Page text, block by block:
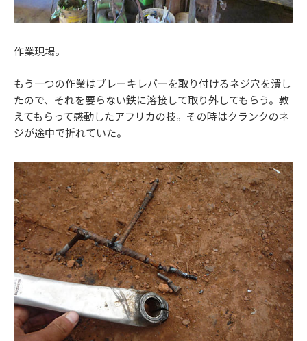
作業現場。
もう一つの作業はブレーキレバーを取り付けるネジ穴を潰し
たので、それを要らない鉄に溶接して取り外してもらう。教
えてもらって感動したアフリカの技。その時はクランクのネ
ジが途中で折れていた。